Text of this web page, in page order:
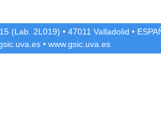
(Lab. 2L019) •47011 Valladolid •
• www.gsic.uva.es